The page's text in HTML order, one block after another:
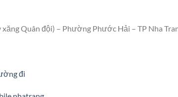
Quân đội) – Phường Phước Hải – TP Nha
đi